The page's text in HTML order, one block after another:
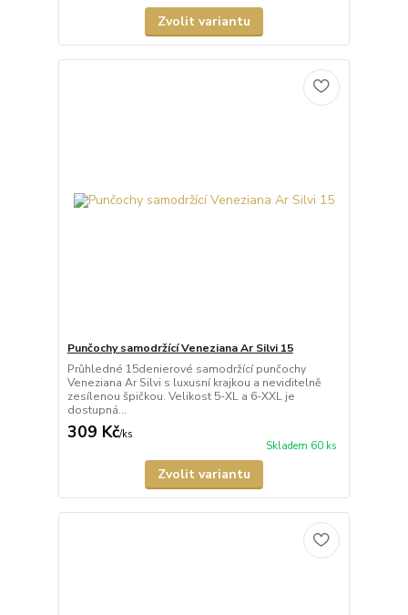
Zvolit variantu
Punčochy samodržící Veneziana Ar Silvi 15
Průhledné 15denierové samodržící punčochy
Veneziana Ar Silvi s luxusní krajkou a neviditelně
zesílenou špičkou. Velikost 5-XL a 6-XXL je
dostupná...
309 Kč/ks
Skladem 60 ks
Zvolit variantu